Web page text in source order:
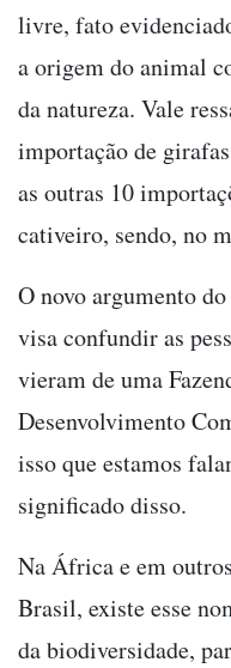
livre, fato
a origem do animal
da natureza. Vale
importação de
as outras 10
cativeiro, sendo, no
O novo argumento
visa confundir as
vieram de uma
Desenvolvimento
isso que estamos
significado disso.
Na África e em
Brasil, existe esse
da biodiversidade,